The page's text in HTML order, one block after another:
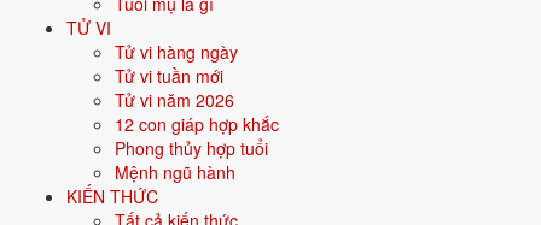
TỬ VI
Tử vi hàng ngày
Tử vi tuần mới
Tử vi năm 2026
12 con giáp hợp khắc
Phong thủy hợp tuổi
Mệnh ngũ hành
KIẾN THỨC
Tất cả kiến thức
Can chi
Thìn - Con Rồng
Phúc Đăng Hỏa
Mệnh ngũ hành 🔥Hỏa